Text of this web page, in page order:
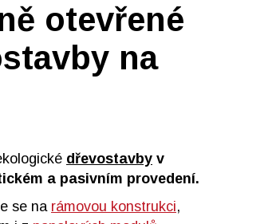
otevřené
na
dřevostavby v
a pasivním provedení.
se na rámovou konstrukci,